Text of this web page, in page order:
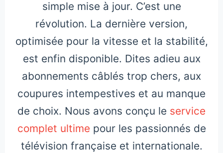
simple mise à jour. C’est une
révolution. La dernière version,
optimisée pour la vitesse et la stabilité,
est enfin disponible. Dites adieu aux
abonnements câblés trop chers, aux
coupures intempestives et au manque
de choix. Nous avons conçu le service
complet ultime pour les passionnés de
télévision française et internationale.